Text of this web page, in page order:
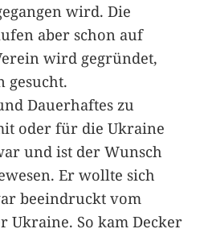
wird. Die
aber schon auf
wird gegründet,
gesucht.
Dauerhaftes zu
oder für die Ukraine
und ist der Wunsch
Er wollte sich
beeindruckt vom
Ukraine. So kam Decker